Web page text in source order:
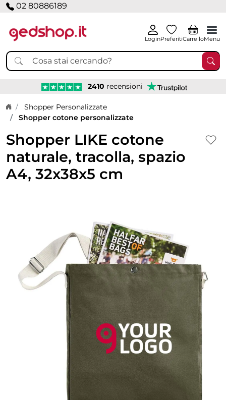
02 80886189
LoginPreferitiCarrelloMenu
2410 recensioni
Home page
Shopper Personalizzate
Shopper cotone personalizzate
Shopper LIKE cotone
naturale, tracolla, spazio
A4, 32x38x5 cm